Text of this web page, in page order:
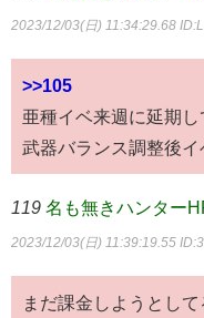
2023/12/03(日) 11:34:29.68
>>105
亜種イベ来週に延期し
武器バランス調整後
119 名も無きハンター
2023/12/03(日) 11:39:19.55
まだ課金しようとし